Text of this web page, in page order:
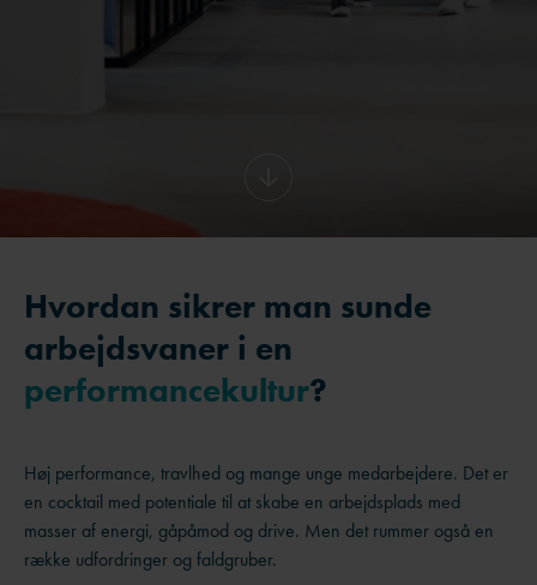
Hvordan sikrer man sunde
arbejdsvaner i en
performancekultur?
Høj performance, travlhed og mange unge medarbejdere. Det er
en cocktail med potentiale til at skabe en arbejdsplads med
masser af energi, gåpåmod og drive. Men det rummer også en
række udfordringer og faldgruber.